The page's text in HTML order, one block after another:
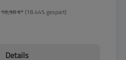
18,98 €*(18.44% gespart)
Details